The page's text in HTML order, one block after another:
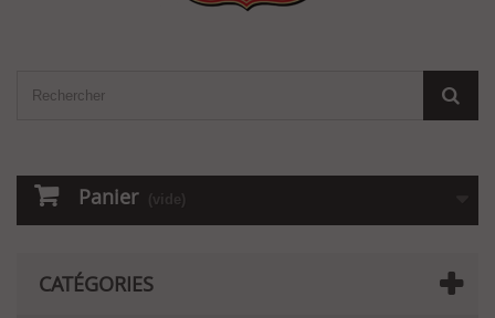
Panier (vide)
CATÉGORIES